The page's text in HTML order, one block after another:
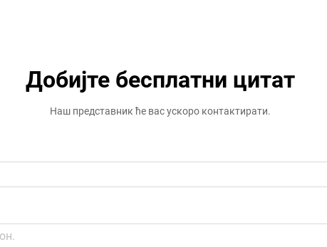
Добијте бесплатни цитат
Наш представник ће вас ускоро контактирати.